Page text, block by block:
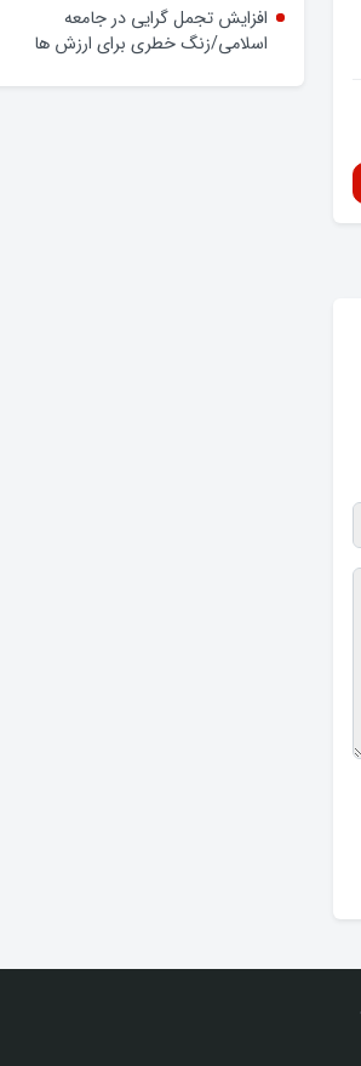
افزایش تجمل گرایی در جامعه
اسلامی/زنگ خطری برای ارزش ها